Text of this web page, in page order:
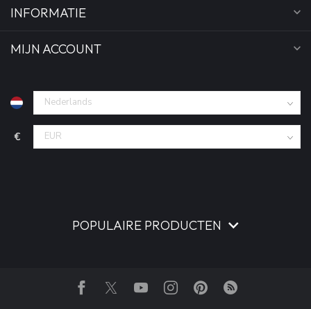
INFORMATIE
MIJN ACCOUNT
€
POPULAIRE PRODUCTEN